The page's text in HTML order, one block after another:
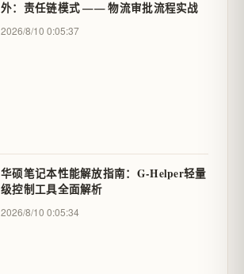
外：责任链模式 —— 物流审批流程实战
2026/8/10 0:05:37
华硕笔记本性能解放指南：G-Helper轻量
级控制工具全面解析
2026/8/10 0:05:34